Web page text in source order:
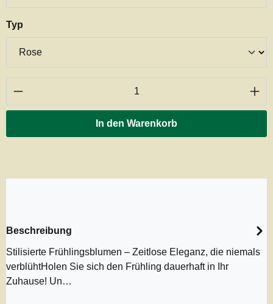
Typ
Produkt Anzahl: Gib den gewünschten
In den Warenkorb
Beschreibung
Stilisierte Frühlingsblumen – Zeitlose Eleganz, die niemals
verblühtHolen Sie sich den Frühling dauerhaft in Ihr
Zuhause! Un…